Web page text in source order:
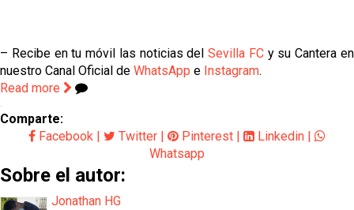
– Recibe en tu móvil las noticias delSevilla FCy su Cantera en
nuestro Canal Oficial de WhatsApp e Instagram.
Read more
Comparte:
Facebook
Twitter Pinterest Linkedin
Whatsapp
Sobre el autor:
Jonathan HG